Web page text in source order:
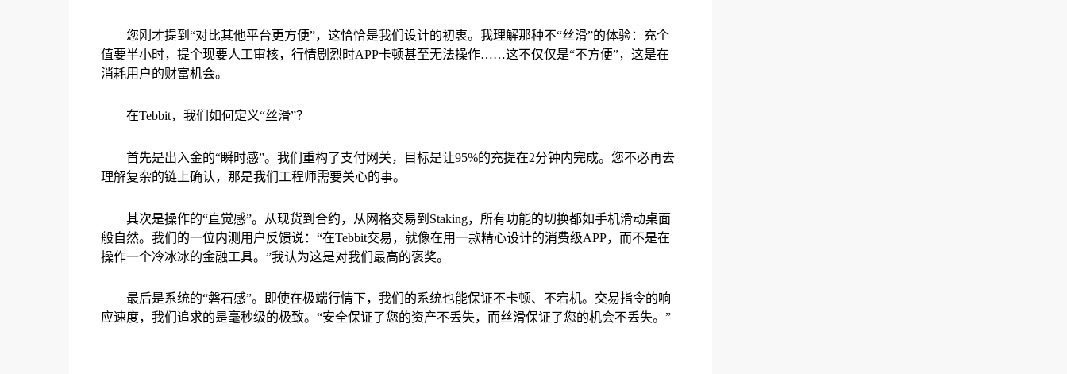
您刚才提到“对比其他平台更方便”，这恰恰是我们设计的初衷。我理解那种不“丝滑”的体验：充个
值要半小时，提个现要人工审核，行情剧烈时APP卡顿甚至无法操作……这不仅仅是“不方便”，这是在
消耗用户的财富机会。
在Tebbit，我们如何定义“丝滑”？
首先是出入金的“瞬时感”。我们重构了支付网关，目标是让95%的充提在2分钟内完成。您不必再去
理解复杂的链上确认，那是我们工程师需要关心的事。
其次是操作的“直觉感”。从现货到合约，从网格交易到Staking，所有功能的切换都如手机滑动桌面
般自然。我们的一位内测用户反馈说：“在Tebbit交易，就像在用一款精心设计的消费级APP，而不是在
操作一个冷冰冰的金融工具。”我认为这是对我们最高的褒奖。
最后是系统的“磐石感”。即使在极端行情下，我们的系统也能保证不卡顿、不宕机。交易指令的响
应速度，我们追求的是毫秒级的极致。“安全保证了您的资产不丢失，而丝滑保证了您的机会不丢失。”